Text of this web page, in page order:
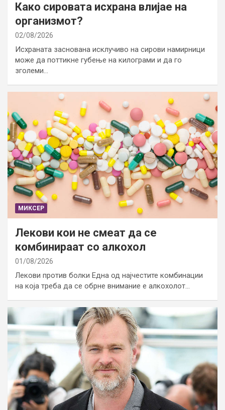
Како сировата исхрана влијае на
организмот?
02/08/2026
Исхраната заснована исклучиво на сирови намирници
може да поттикне губење на килограми и да го
зголеми…
МИКСЕР
Лекови кои не смеат да се
комбинираат со алкохол
01/08/2026
Лекови против болки Една од најчестите комбинации
на која треба да се обрне внимание е алкохолот…